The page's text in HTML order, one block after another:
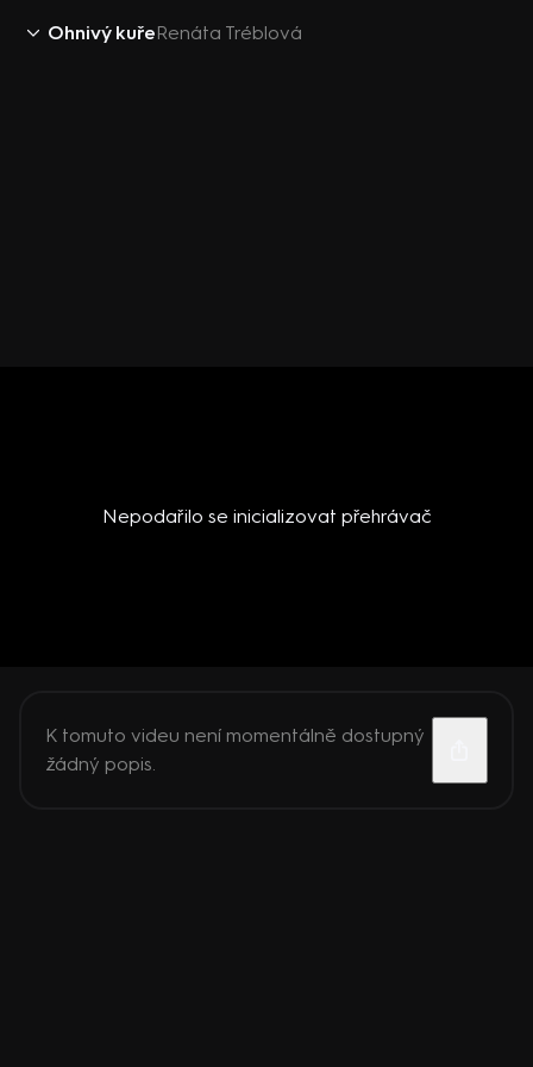
Ohnivý kuřeRenáta Tréblová
Nepodařilo se inicializovat přehrávač
K tomuto videu není momentálně dostupný
žádný popis.